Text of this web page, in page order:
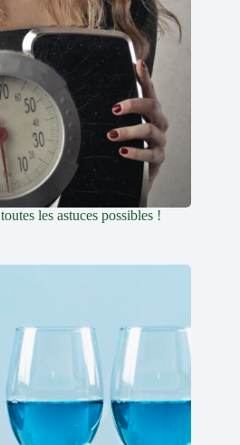
les astuces possibles !